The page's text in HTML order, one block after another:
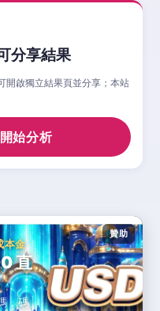
花旗骰Cr
分享結果
開啟獨立結果頁並分享；本站
開始分析
贊助
本金
直
，碼